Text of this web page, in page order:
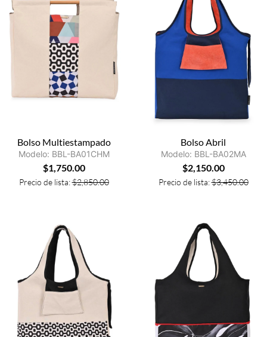
Bolso Multiestampado
Modelo: BBL-BA01CHM
$1,750.00
Precio de lista:$2,850.00
Bolso Abril
Modelo: BBL-BA02MA
$2,150.00
Precio de lista:$3,450.00